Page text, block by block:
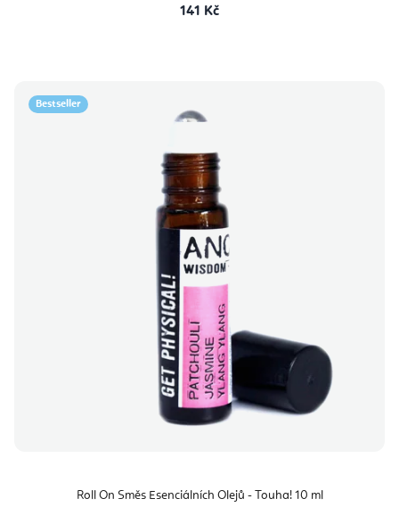
141 Kč
Bestseller
Roll On Směs Esenciálních Olejů - Touha! 10 ml